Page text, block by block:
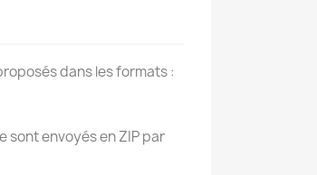
dans les formats :
sont envoyés en ZIP par